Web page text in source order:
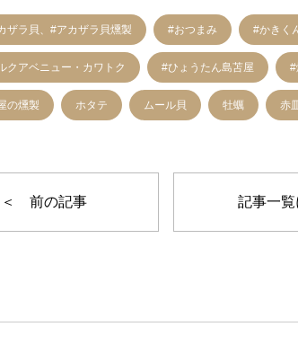
ザラ貝、#アカザラ貝燻製 #おつまみ #かきく
クアベニュー・カワトク #ひょうたん島苫屋 #
の燻製 ホタテ ムール貝 牡蠣 赤
＜ 前の記事 記事一覧